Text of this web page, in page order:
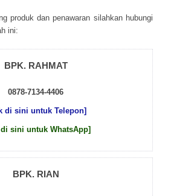
рrоduk dаn реnаwаrаn sіlаhkаn hubungі
іnі:
BPK. RAHMAT
0878-7134-4406
di sini untuk Telepon]
sini untuk WhatsApp]
BPK. RIAN